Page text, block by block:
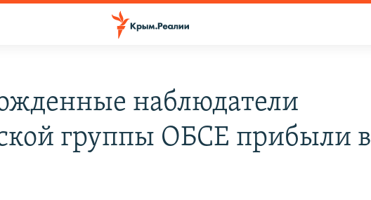
наблюдатели
группы ОБСЕ прибыли в